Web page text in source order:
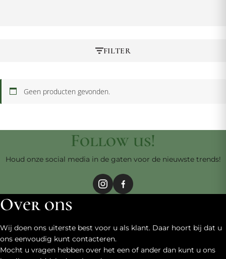
FILTER
Geen producten gevonden.
Follow us!
Houd onze social media in de gaten voor de nieuwste trends!
Over ons
Wij doen ons uiterste best voor u als klant. Daar hoort bij dat u
ons eenvoudig kunt contacteren.
Mocht u vragen hebben over het een of ander dan kunt u ons